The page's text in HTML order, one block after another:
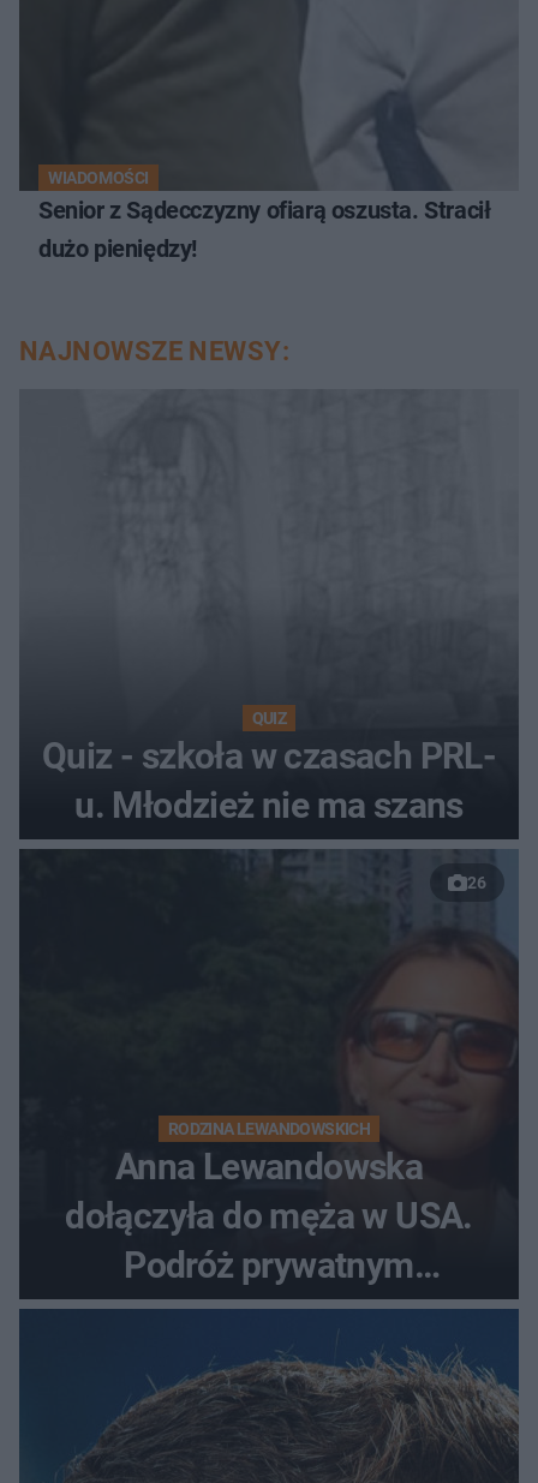
WIADOMOŚCI
Senior z Sądecczyzny ofiarą oszusta. Stracił
dużo pieniędzy!
NAJNOWSZE NEWSY:
QUIZ
Quiz - szkoła w czasach PRL-
u. Młodzież nie ma szans
26
RODZINA LEWANDOWSKICH
Anna Lewandowska
dołączyła do męża w USA.
Podróż prywatnym
odrzutowcem to dopiero
początek!